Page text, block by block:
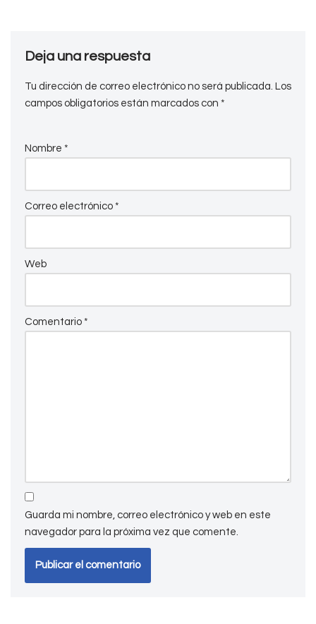
Deja una respuesta
Tu dirección de correo electrónico no será publicada. Los
campos obligatorios están marcados con *
Nombre *
Correo electrónico *
Web
Comentario *
Guarda mi nombre, correo electrónico y web en este
navegador para la próxima vez que comente.